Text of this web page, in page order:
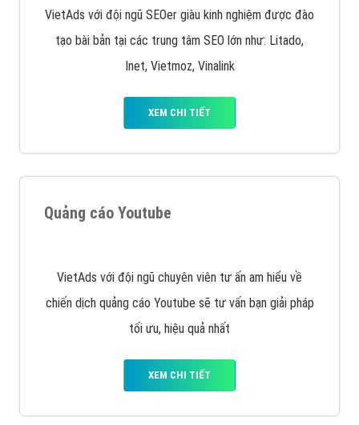
VietAds với đội ngũ SEOer giàu kinh nghiệm được đào
tạo bài bản tại các trung tâm SEO lớn như: Litado,
Inet, Vietmoz, Vinalink
VietAds với đội ngũ chuyên viên tư ấn am hiểu về